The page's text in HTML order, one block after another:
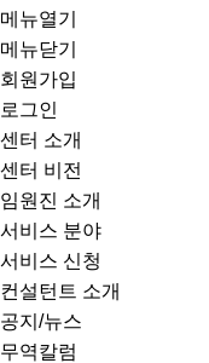
메뉴열기
메뉴닫기
회원가입
로그인
센터 소개
센터 비전
임원진 소개
서비스 분야
서비스 신청
컨설턴트 소개
공지/뉴스
무역칼럼